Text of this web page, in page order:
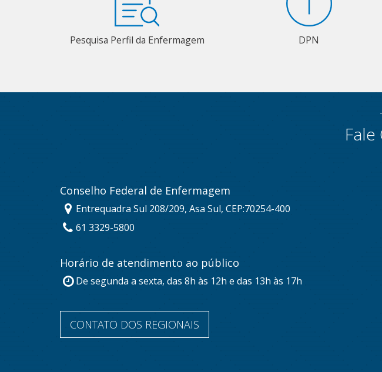
Pesquisa Perfil da Enfermagem DPN
Fale
Conselho Federal de Enfermagem
Entrequadra Sul 208/209, Asa Sul, CEP:70254-400
61 3329-5800
Horário de atendimento ao público
De segunda a sexta, das 8h às 12h e das 13h às 17h
CONTATO DOS REGIONAIS